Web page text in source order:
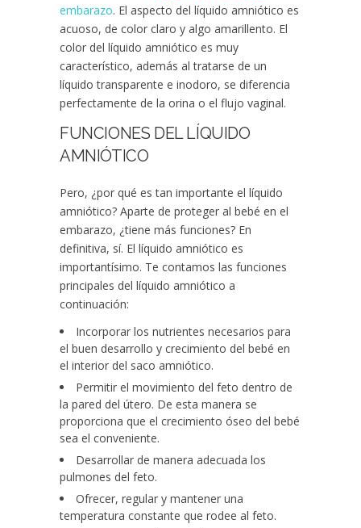
embarazo. El aspecto del líquido amniótico es
acuoso, de color claro y algo amarillento. El
color del líquido amniótico es muy
característico, además al tratarse de un
líquido transparente e inodoro, se diferencia
perfectamente de la orina o el flujo vaginal.
FUNCIONES DEL LÍQUIDO
AMNIÓTICO
Pero, ¿por qué es tan importante el líquido
amniótico? Aparte de proteger al bebé en el
embarazo, ¿tiene más funciones? En
definitiva, sí. El líquido amniótico es
importantísimo. Te contamos las funciones
principales del líquido amniótico a
continuación:
Incorporar los nutrientes necesarios para
el buen desarrollo y crecimiento del bebé en
el interior del saco amniótico.
Permitir el movimiento del feto dentro de
la pared del útero. De esta manera se
proporciona que el crecimiento óseo del bebé
sea el conveniente.
Desarrollar de manera adecuada los
pulmones del feto.
Ofrecer, regular y mantener una
temperatura constante que rodee al feto.